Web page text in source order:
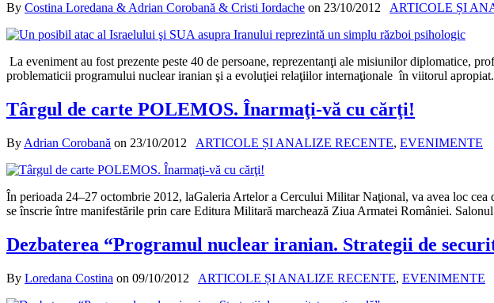
By Costina Loredana & Adrian Corobană & Cristi Iordache on 23/10/2012 ARTICOLE ȘI
La eveniment au fost prezente peste 40 de persoane, reprezentanţi ale misiunilor diplomatice,
problematicii programului nuclear iranian şi a evoluţiei relaţiilor internaţionale în viitorul
Târgul de carte POLEMOS. Înarmaţi-vă cu cărţi!
By Adrian Corobană on 23/10/2012 ARTICOLE ȘI ANALIZE RECENTE, EVENIMENTE
În perioada 24–27 octombrie 2012, laGaleria Artelor a Cercului Mili­tar Naţional, va avea loc
se înscrie între manifestările prin care Editura Militară marchează Ziua Armatei României.
Dezbaterea “Programul nuclear iranian. Strategii de
By Loredana Costina on 09/10/2012 ARTICOLE ȘI ANALIZE RECENTE, EVENIMENTE